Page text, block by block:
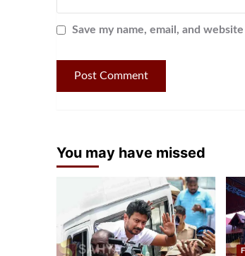
Save my name, email, and
You may have missed